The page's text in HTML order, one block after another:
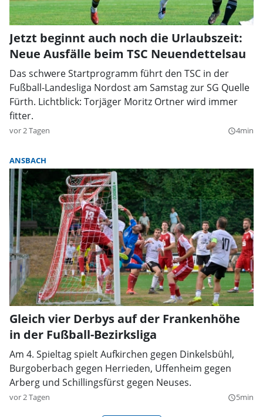
Jetzt beginnt auch noch die Urlaubszeit:
Neue Ausfälle beim TSC Neuendettelsau
Das schwere Startprogramm führt den TSC in der
Fußball-Landesliga Nordost am Samstag zur SG Quelle
Fürth. Lichtblick: Torjäger Moritz Ortner wird immer
fitter.
vor 2 Tagen query_builder4min
ANSBACH
Gleich vier Derbys auf der Frankenhöhe
in der Fußball-Bezirksliga
Am 4. Spieltag spielt Aufkirchen gegen Dinkelsbühl,
Burgoberbach gegen Herrieden, Uffenheim gegen
Arberg und Schillingsfürst gegen Neuses.
vor 2 Tagen query_builder5min